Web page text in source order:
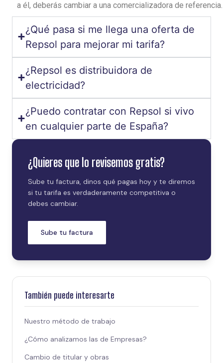
a él, deberás cambiar a una comercializadora de referencia.
¿Qué pasa si me llega una oferta de
Repsol para mejorar mi tarifa?
¿Repsol es distribuidora de
electricidad?
¿Puedo contratar con Repsol si vivo
en cualquier parte de España?
¿Quieres que lo revisemos gratis?
Sube tu factura, dinos qué pagas hoy y te diremos
si tu tarifa es verdaderamente competitiva o
debes cambiar.
Sube tu factura
También puede interesarte
Nuestro método de trabajo
¿Cómo analizamos las de Empresas?
Cambio de titular y obras